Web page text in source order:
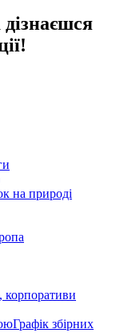
на природі
корпоративи
Графік збірних